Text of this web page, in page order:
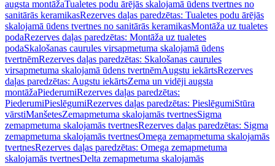
augsta montāžaTualetes podu ārējās skalojamā ūdens tvertnes no
sanitārās keramikasRezerves daļas paredzētas: Tualetes podu ārējās
skalojamā ūdens tvertnes no sanitārās keramikasMontāža uz tualetes
podaRezerves daļas paredzētas: Montāža uz tualetes
podaSkalošanas caurules virsapmetuma skalojamā ūdens
tvertnēmRezerves daļas paredzētas: Skalošanas caurules
virsapmetuma skalojamā ūdens tvertnēmAugstu iekārtsRezerves
daļas paredzētas: Augstu iekārtsZema un vidēji augsta
montāžaPiederumiRezerves daļas paredzētas:
PiederumiPieslēgumiRezerves daļas paredzētas: PieslēgumiStūra
vārstiManšetesZemapmetuma skalojamās tvertnesSigma
zemapmetuma skalojamās tvertnesRezerves daļas paredzētas: Sigma
zemapmetuma skalojamās tvertnesOmega zemapmetuma skalojamās
tvertnesRezerves daļas paredzētas: Omega zemapmetuma
skalojamās tvertnesDelta zemapmetuma skalojamās